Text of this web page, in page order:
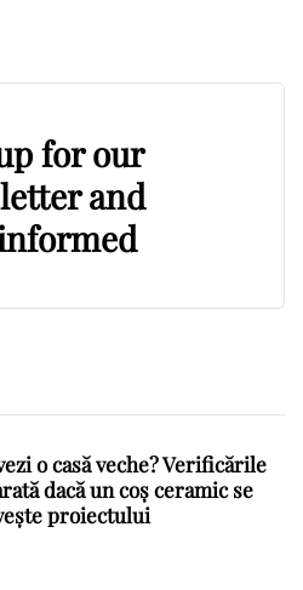
for our
and
o casă veche? Verificările
dacă un coș ceramic se
proiectului